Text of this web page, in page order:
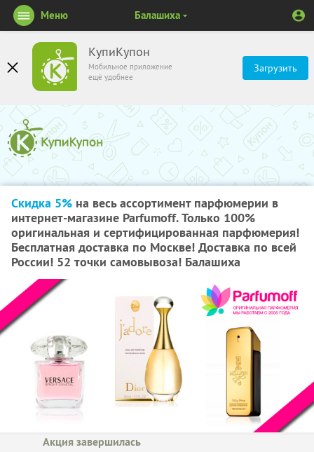
КупиКупон
Мобильное приложение
ещё удобнее
Загрузить
Меню Балашиха
Скидка 5% на весь ассортимент парфюмерии в
интернет-магазине Parfumoff. Только 100%
оригинальная и сертифицированная парфюмерия!
Бесплатная доставка по Москве! Доставка по всей
России! 52 точки самовывоза! Балашиха
Акция завершилась